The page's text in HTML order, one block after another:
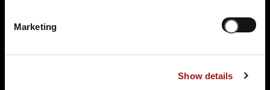
Marketing
Show details
DO.
12.11.2026 19:00 Uhr